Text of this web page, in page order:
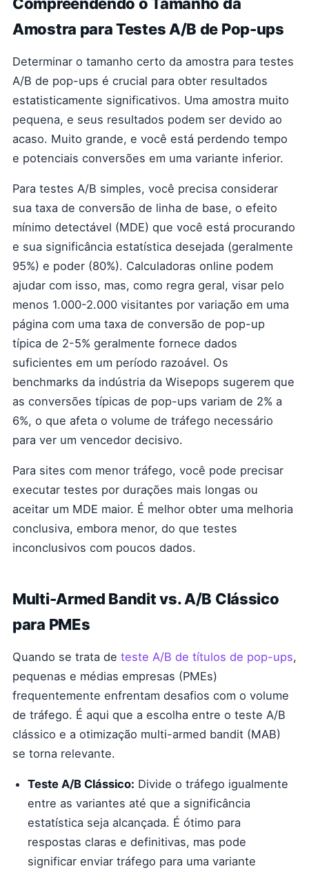
Amostra para Testes A/B de Pop-ups
Determinar o tamanho certo da amostra para testes
A/B de pop-ups é crucial para obter resultados
estatisticamente significativos. Uma amostra muito
pequena, e seus resultados podem ser devido ao
acaso. Muito grande, e você está perdendo tempo
e potenciais conversões em uma variante inferior.
Para testes A/B simples, você precisa considerar
sua taxa de conversão de linha de base, o efeito
mínimo detectável (MDE) que você está procurando
e sua significância estatística desejada (geralmente
95%) e poder (80%). Calculadoras online podem
ajudar com isso, mas, como regra geral, visar pelo
menos 1.000-2.000 visitantes por variação em uma
página com uma taxa de conversão de pop-up
típica de 2-5% geralmente fornece dados
suficientes em um período razoável. Os
benchmarks da indústria da Wisepops sugerem que
as conversões típicas de pop-ups variam de 2% a
6%, o que afeta o volume de tráfego necessário
para ver um vencedor decisivo.
Para sites com menor tráfego, você pode precisar
executar testes por durações mais longas ou
aceitar um MDE maior. É melhor obter uma melhoria
conclusiva, embora menor, do que testes
inconclusivos com poucos dados.
Multi-Armed Bandit vs. A/B Clássico
para PMEs
Quando se trata de teste A/B de títulos de pop-ups,
pequenas e médias empresas (PMEs)
frequentemente enfrentam desafios com o volume
de tráfego. É aqui que a escolha entre o teste A/B
clássico e a otimização multi-armed bandit (MAB)
se torna relevante.
Teste A/B Clássico: Divide o tráfego igualmente
entre as variantes até que a significância
estatística seja alcançada. É ótimo para
respostas claras e definitivas, mas pode
significar enviar tráfego para uma variante